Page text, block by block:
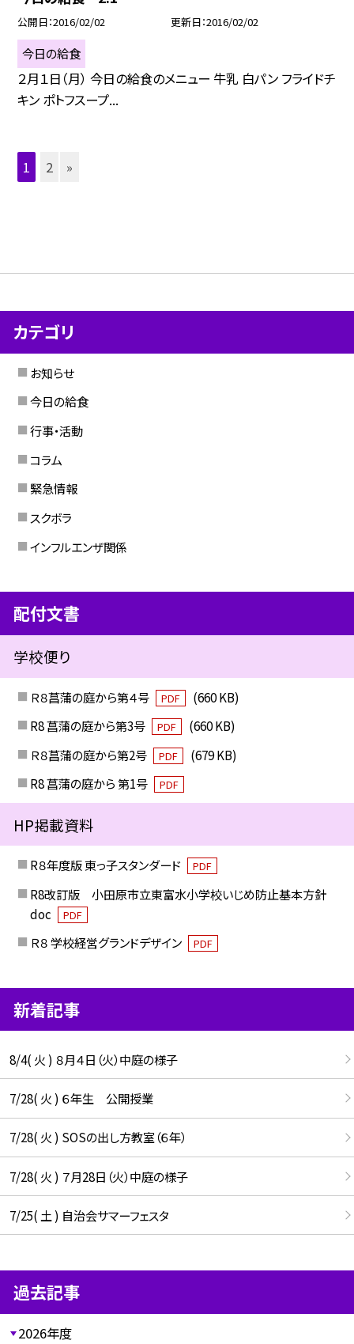
公開日 2016/02/02 更新日 2016/02/02
今日の給食
２月１日（月） 今日の給食のメニュー 牛乳 白パン フライドチ
キン ポトフスープ...
1 2 »
カテゴリ
お知らせ
今日の給食
行事・活動
コラム
緊急情報
スクボラ
インフルエンザ関係
配付文書
学校便り
Ｒ８菖蒲の庭から第４号 PDF
(660 KB)
R8 菖蒲の庭から第3号
PDF
(660 KB)
Ｒ８菖蒲の庭から第2号
PDF
(679 KB)
R8 菖蒲の庭から 第1号
PDF
HP掲載資料
R８年度版 東っ子スタンダード PDF
R8改訂版 小田原市立東富水小学校いじめ防止基本方針
doc
PDF
Ｒ８ 学校経営グランドデザイン PDF
新着記事
8/4( 火 ) ８月４日（火）中庭の様子
7/28( 火 ) ６年生 公開授業
7/28( 火 ) SOSの出し方教室（６年）
7/28( 火 ) ７月28日（火）中庭の様子
7/25( 土 ) 自治会サマーフェスタ
過去記事
2026年度